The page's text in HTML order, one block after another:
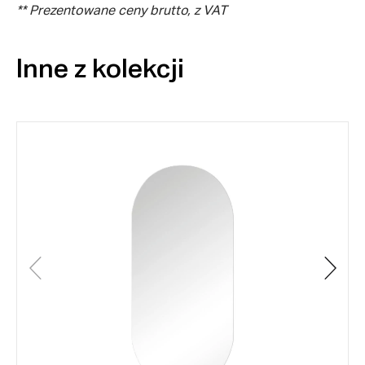
** Prezentowane ceny brutto, z VAT
Inne z kolekcji